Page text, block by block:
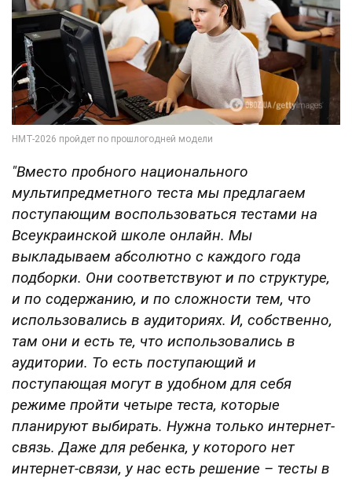
"Вместо пробного национального
мультипредметного теста мы предлагаем
поступающим воспользоваться тестами на
Всеукраинской школе онлайн. Мы
выкладываем абсолютно с каждого года
подборки. Они соответствуют и по структуре,
и по содержанию, и по сложности тем, что
использовались в аудиториях. И, собственно,
там они и есть те, что использовались в
аудитории. То есть поступающий и
поступающая могут в удобном для себя
режиме пройти четыре теста, которые
планируют выбирать. Нужна только интернет-
связь. Даже для ребенка, у которого нет
интернет-связи, у нас есть решение – тесты в